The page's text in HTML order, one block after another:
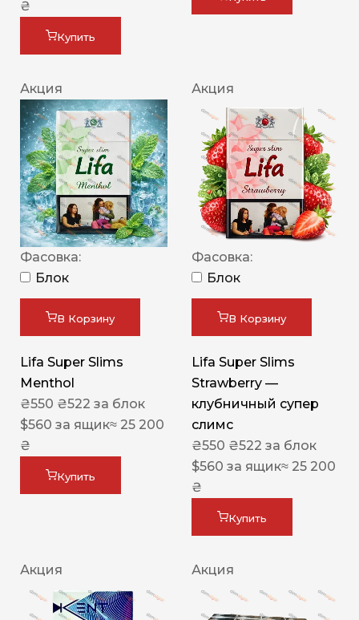
₴
Купить
Акция
Фасовка:
Блок
В Корзину
Lifa Super Slims
Menthol
₴550 ₴522 за блок
$560 за ящик≈ 25 200
₴
Купить
Акция
Фасовка:
Блок
В Корзину
Lifa Super Slims
Strawberry —
клубничный супер
слимс
₴550 ₴522 за блок
$560 за ящик≈ 25 200
₴
Купить
Акция Акция